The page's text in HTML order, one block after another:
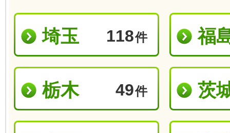
埼玉 118件 福
栃木 49件 茨